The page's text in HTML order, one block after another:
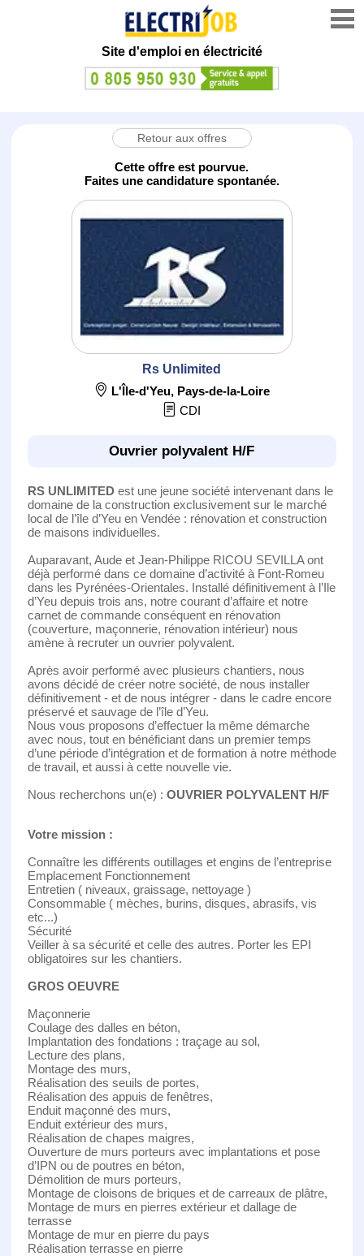
Site d'emploi en électricité
Retour aux offres
Cette offre est pourvue.
Faites une candidature spontanée.
Rs Unlimited
L'Île-d'Yeu, Pays-de-la-Loire
CDI
Ouvrier polyvalent H/F
RS UNLIMITEDest une jeune société intervenant dans le
domaine de la construction exclusivement sur le marché
local de l’île d’Yeu en Vendée : rénovation et construction
de maisons individuelles.
Auparavant, Aude et Jean-Philippe RICOU SEVILLA ont
déjà performé dans ce domaine d’activité à Font-Romeu
dans les Pyrénées-Orientales. Installé définitivement à l’Ile
d’Yeu depuis trois ans, notre courant d’affaire et notre
carnet de commande conséquent en rénovation
(couverture, maçonnerie, rénovation intérieur) nous
amène à recruter un ouvrier polyvalent.
Après avoir performé avec plusieurs chantiers, nous
avons décidé de créer notre société, de nous installer
définitivement - et de nous intégrer - dans le cadre encore
préservé et sauvage de l’île d’Yeu.
Nous vous proposons d’effectuer la même démarche
avec nous, tout en bénéficiant dans un premier temps
d’une période d’intégration et de formation à notre méthode
de travail, et aussi à cette nouvelle vie.
Nous recherchons un(e) : OUVRIER POLYVALENT H/F
Votre mission :
Connaître les différents outillages et engins de l’entreprise
Emplacement Fonctionnement
Entretien ( niveaux, graissage, nettoyage )
Consommable ( mèches, burins, disques, abrasifs, vis
etc...)
Sécurité
Veiller à sa sécurité et celle des autres. Porter les EPI
obligatoires sur les chantiers.
GROS OEUVRE
Maçonnerie
Coulage des dalles en béton,
Implantation des fondations : traçage au sol,
Lecture des plans,
Montage des murs,
Réalisation des seuils de portes,
Réalisation des appuis de fenêtres,
Enduit maçonné des murs,
Enduit extérieur des murs,
Réalisation de chapes maigres,
Ouverture de murs porteurs avec implantations et pose
d’IPN ou de poutres en béton,
Démolition de murs porteurs,
Montage de cloisons de briques et de carreaux de plâtre,
Montage de murs en pierres extérieur et dallage de
terrasse
Montage de mur en pierre du pays
Réalisation terrasse en pierre